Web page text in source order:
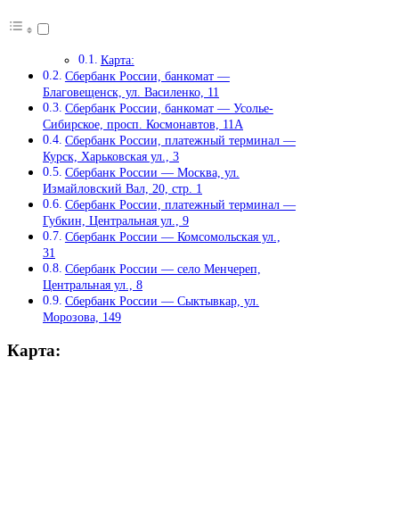
Карта:
Сбербанк России, банкомат —
Благовещенск, ул. Василенко, 11
Сбербанк России, банкомат — Усолье-
Сибирское, просп. Космонавтов, 11А
Сбербанк России, платежный терминал —
Курск, Харьковская ул., 3
Сбербанк России — Москва, ул.
Измайловский Вал, 20, стр. 1
Сбербанк России, платежный терминал —
Губкин, Центральная ул., 9
Сбербанк России — Комсомольская ул.,
31
Сбербанк России — село Менчереп,
Центральная ул., 8
Сбербанк России — Сыктывкар, ул.
Морозова, 149
Карта: